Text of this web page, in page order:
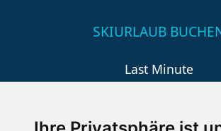
SKIURLAUB
Last Minute
Wellness